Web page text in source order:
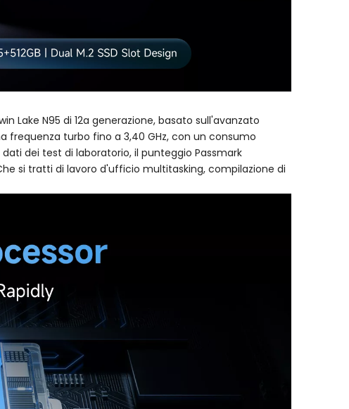
Lake N95 di 12a generazione, basato sull'avanzato
frequenza turbo fino a 3,40 GHz, con un consumo
dei test di laboratorio, il punteggio Passmark
si tratti di lavoro d'ufficio multitasking, compilazione di